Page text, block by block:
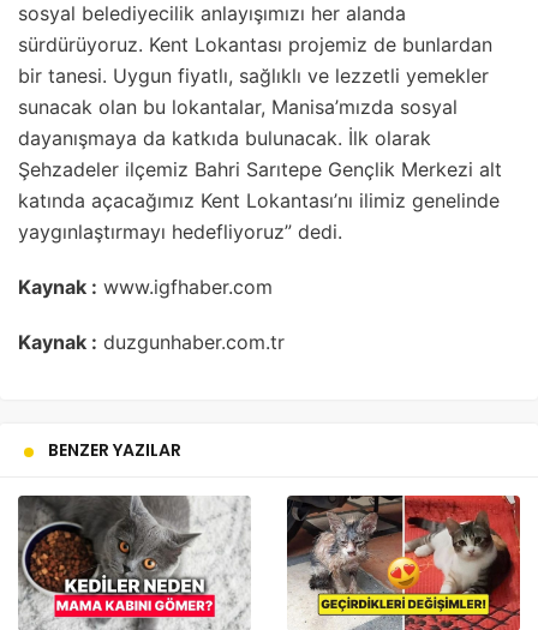
sosyal belediyecilik anlayışımızı her alanda
sürdürüyoruz. Kent Lokantası projemiz de bunlardan
bir tanesi. Uygun fiyatlı, sağlıklı ve lezzetli yemekler
sunacak olan bu lokantalar, Manisa’mızda sosyal
dayanışmaya da katkıda bulunacak. İlk olarak
Şehzadeler ilçemiz Bahri Sarıtepe Gençlik Merkezi alt
katında açacağımız Kent Lokantası’nı ilimiz genelinde
yaygınlaştırmayı hedefliyoruz” dedi.
Kaynak : www.igfhaber.com
Kaynak : duzgunhaber.com.tr
BENZER YAZILAR